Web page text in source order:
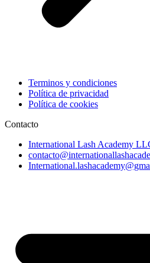
Terminos y condiciones
Política de privacidad
Política de cookies
Contacto
International Lash Academy